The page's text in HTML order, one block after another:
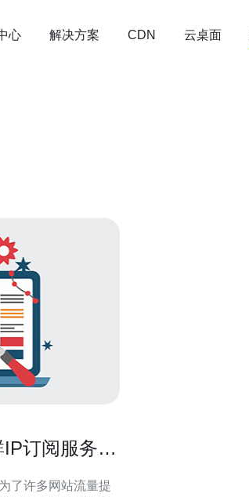
心 解决方案 CDN 云桌面
订阅服务提
了许多网站流量提